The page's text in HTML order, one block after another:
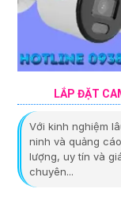
LẮP ĐẶT
Với kinh nghiệm
ninh và quảng
lượng, uy tín và
chuyên...